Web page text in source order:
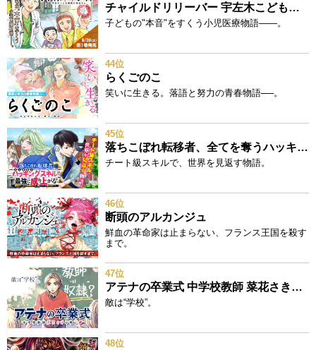
チャイルドリリーバー 宇左木こども病院の時田さん
子どもの"本音"をすくう小児医療物語——。
44位
らくごのこ
笑いに生きる。落語と努力の青春物語──。
45位
落ちこぼれ転移者、全てを奪うハッキングスキルで最強に成り上がる ～最強ステータスも最強スキルも、触れただけで俺のものです～
チート級スキルで、世界を見返す物語。
46位
断頭のアルカンジュ
鮮血の革命家は止まらない、フランス王国を殺す
まで。
47位
アテナの卒業式 中学校教師 菜花さきの戦い
敵は“学校”。
48位